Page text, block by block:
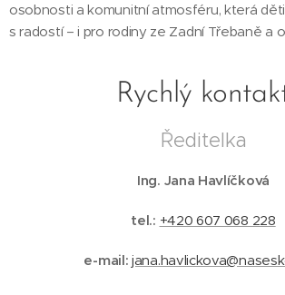
osobnosti a komunitní atmosféru, která
s radostí – i pro rodiny ze Zadní Třebaně a
Rychlý
Ředitelka
Ing. Jana Havlíčková
tel.: +420 607 068 228
e-mail: